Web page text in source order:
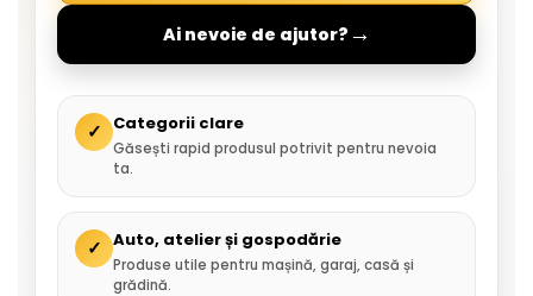
Ai nevoie de ajutor? →
✓ Categorii clare
Găsești rapid produsul potrivit pentru nevoia
ta.
✓ Auto, atelier și gospodărie
Produse utile pentru mașină, garaj, casă și
grădină.